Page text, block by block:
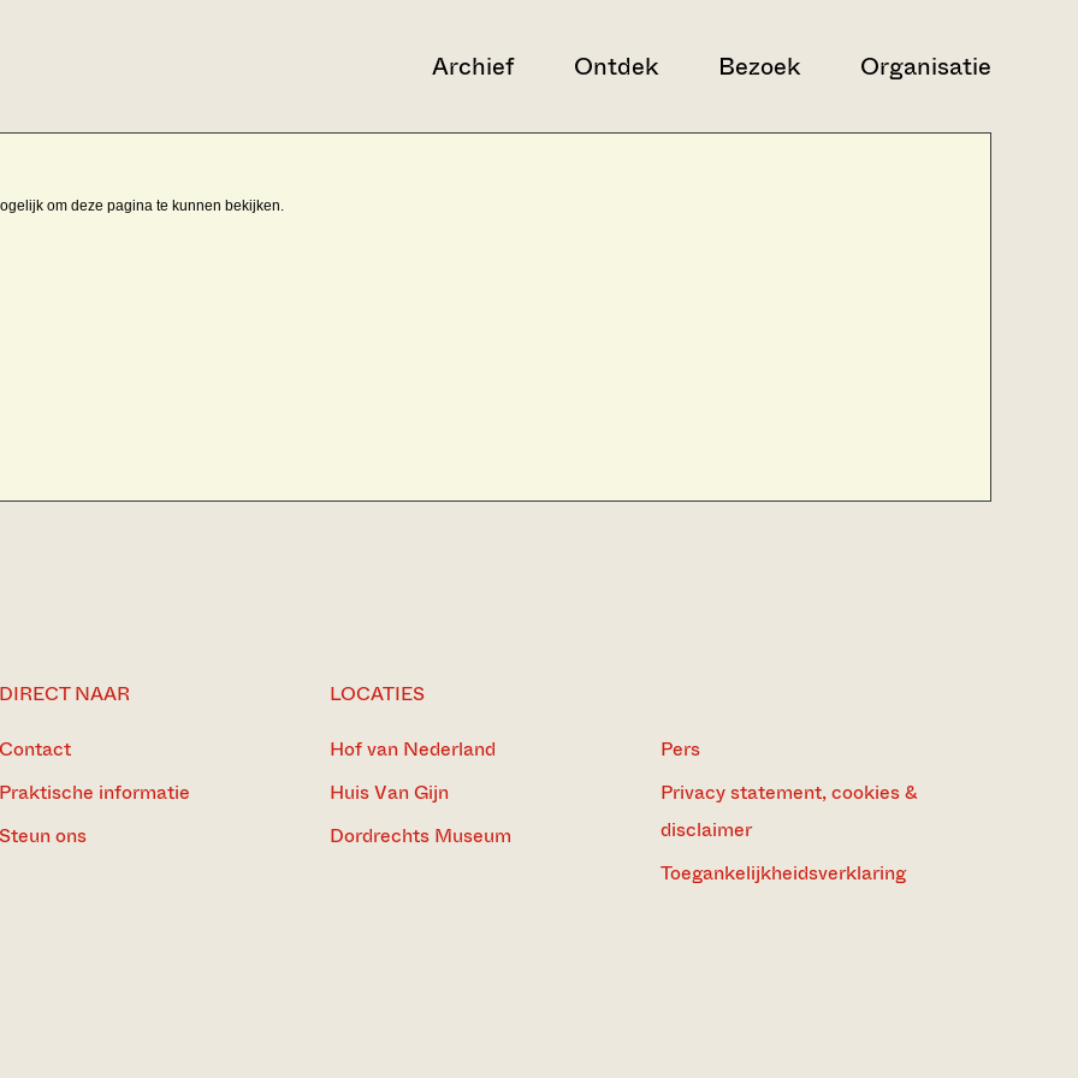
Archief Ontdek Bezoek Organisatie
om deze pagina te kunnen bekijken.
DIRECT NAAR
Contact
Praktische informatie
Steun ons
LOCATIES
Hof van Nederland
Huis Van Gijn
Dordrechts Museum
Pers
Privacy statement, cookies &
disclaimer
Toegankelijkheidsverklaring